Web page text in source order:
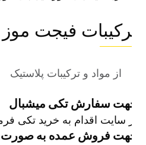
فیجت موز
از مواد و ترکیبات پلاستیک
سفارش تکیمیشبال
سایت اقدام به خرید تکی
فروش عمده به صورت